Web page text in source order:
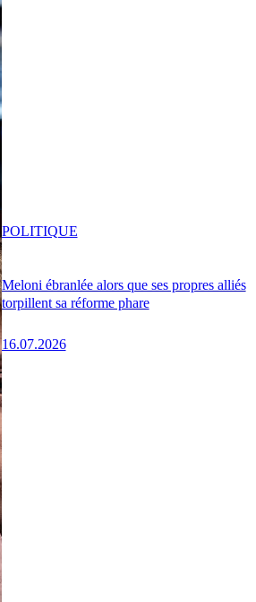
Meloni ébranlée alors que ses propres alliés
torpillent sa réforme phare
16.07.2026
POLITIQUE